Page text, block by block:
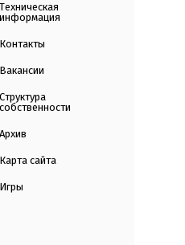
Техническая
информация
Контакты
Вакансии
Структура
собственности
Архив
Карта сайта
Игры